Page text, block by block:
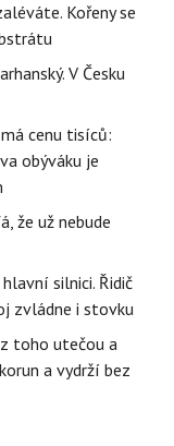
Kořeny se
V Česku
cenu tisíců:
obýváku je
že už nebude
silnici. Řidič
zvládne i stovku
toho utečou a
a vydrží bez